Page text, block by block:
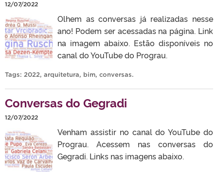
12/07/2022
Olhem as conversas já realizadas nesse
ano! Podem ser acessadas na página. Link
na imagem abaixo. Estão disponíveis no
canal do YouTube do Prograu.
Tags: 2022, arquitetura, bim, conversas.
Conversas do Gegradi
12/07/2022
Venham assistir no canal do YouTube do
Prograu. Acessem nas conversas do
Gegradi. Links nas imagens abaixo.